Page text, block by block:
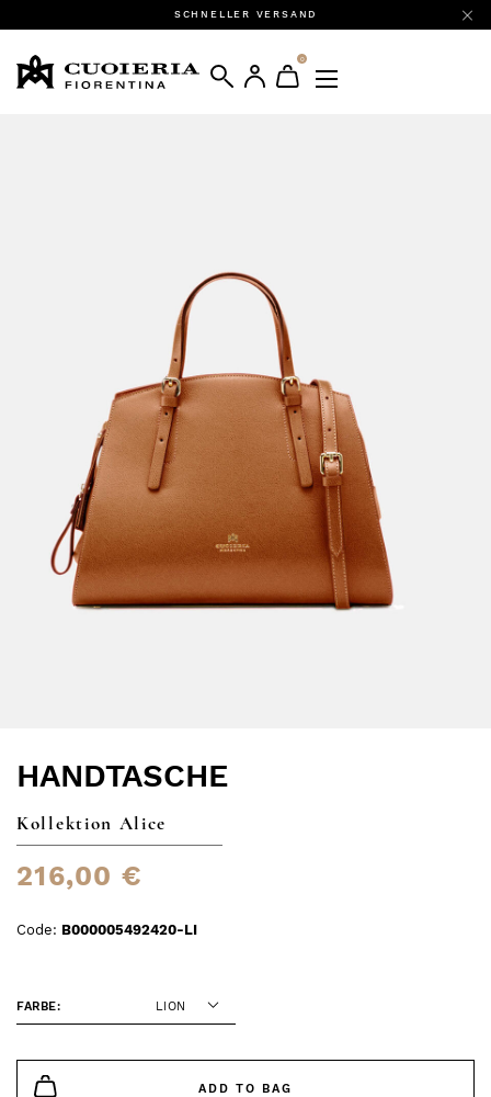
SCHNELLER VERSAND
0
HANDTASCHE
Kollektion Alice
216,00 €
Code: B000005492420-LI
FARBE: LION
ADD TO BAG